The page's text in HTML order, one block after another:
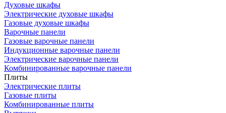
Духовые шкафы
Электрические духовые шкафы
Газовые духовые шкафы
Варочные панели
Газовые варочные панели
Индукционные варочные панели
Электрические варочные панели
Комбинированные варочные панели
Плиты
Электрические плиты
Газовые плиты
Комбинированные плиты